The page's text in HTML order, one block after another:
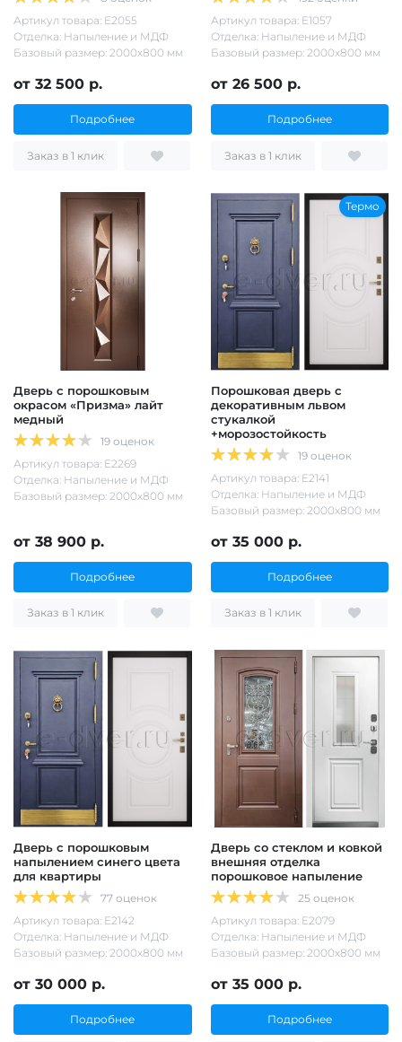
Артикул товара: Е2055
Отделка: Напыление и МДФ
Базовый размер: 2000х800 мм
от 32 500 р.
Подробнее
Заказ в 1 клик
Артикул товара: Е1057
Отделка: Напыление и МДФ
Базовый размер: 2000х800 мм
от 26 500 р.
Подробнее
Заказ в 1 клик
Дверь с порошковым
окрасом «Призма» лайт
медный
19 оценок
Артикул товара: Е2269
Отделка: Напыление и МДФ
Базовый размер: 2000х800 мм
от 38 900 р.
Подробнее
Заказ в 1 клик
Термо
Порошковая дверь с
декоративным львом
стукалкой
+морозостойкость
19 оценок
Артикул товара: Е2141
Отделка: Напыление и МДФ
Базовый размер: 2000х800 мм
от 35 000 р.
Подробнее
Заказ в 1 клик
Дверь с порошковым
напылением синего цвета
для квартиры
77 оценок
Артикул товара: Е2142
Отделка: Напыление и МДФ
Базовый размер: 2000х800 мм
от 30 000 р.
Подробнее
Дверь со стеклом и ковкой
внешняя отделка
порошковое напыление
25 оценок
Артикул товара: Е2079
Отделка: Напыление и МДФ
Базовый размер: 2000х800 мм
от 35 000 р.
Подробнее